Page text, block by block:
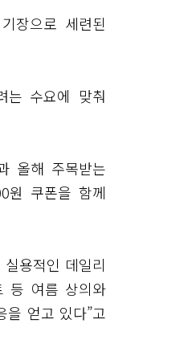
장으로 세련된
는 수요에 맞춰
올해 주목받는
원 쿠폰을 함께
용적인 데일리
등 여름 상의와
을 얻고 있다”고